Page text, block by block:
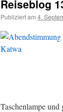
Reiseblog
Publiziert am 4.
Taschenlampe